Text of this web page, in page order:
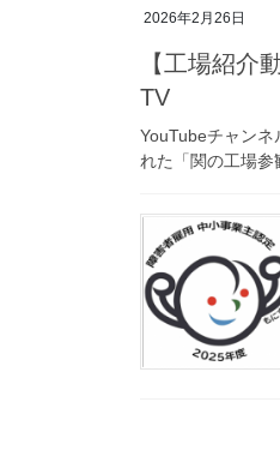
2026年2月26日
【工場紹介
TV
YouTubeチャン
れた「関の工場